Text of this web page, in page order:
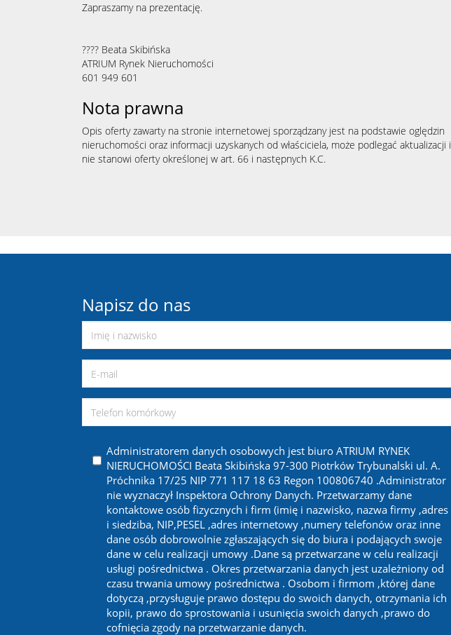
Zapraszamy na prezentację.
???? Beata Skibińska
ATRIUM Rynek Nieruchomości
601 949 601
Nota prawna
Opis oferty zawarty na stronie internetowej sporządzany jest na podstawie oględzin
nieruchomości oraz informacji uzyskanych od właściciela, może podlegać aktualizacji i
nie stanowi oferty określonej w art. 66 i następnych K.C.
Napisz do nas
Administratorem danych osobowych jest biuro ATRIUM RYNEK
NIERUCHOMOŚCI Beata Skibińska 97-300 Piotrków Trybunalski ul. A.
Próchnika 17/25 NIP 771 117 18 63 Regon 100806740 .Administrator
nie wyznaczył Inspektora Ochrony Danych. Przetwarzamy dane
kontaktowe osób fizycznych i firm (imię i nazwisko, nazwa firmy ,adres
i siedziba, NIP,PESEL ,adres internetowy ,numery telefonów oraz inne
dane osób dobrowolnie zgłaszających się do biura i podających swoje
dane w celu realizacji umowy .Dane są przetwarzane w celu realizacji
usługi pośrednictwa . Okres przetwarzania danych jest uzależniony od
czasu trwania umowy pośrednictwa . Osobom i firmom ,której dane
dotyczą ,przysługuje prawo dostępu do swoich danych, otrzymania ich
kopii, prawo do sprostowania i usunięcia swoich danych ,prawo do
cofnięcia zgody na przetwarzanie danych.